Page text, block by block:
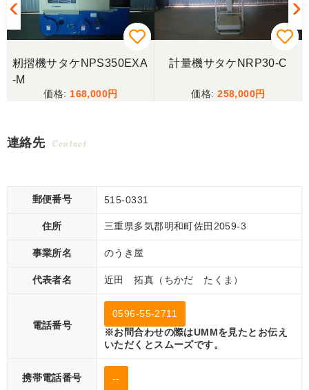
籾摺機サタケNPS350EXA
-M
168,000
計量機サタケNRP30-C
258,000
連絡先 Contact
郵便番号 515-0331
住所 三重県多気郡明和町佐田2059-3
事業所名 のうき屋
代表者名 近田 拓真（ちかだ たくま）
電話番号
0596-55-2711
※お問合わせの際はUMMを見たとお伝え
いただくとスムーズです。
携帯電話番号 --